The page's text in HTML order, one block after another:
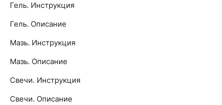
Гель. Инструкция
Гель. Описание
Мазь. Инструкция
Мазь. Описание
Свечи. Инструкция
Свечи. Описание